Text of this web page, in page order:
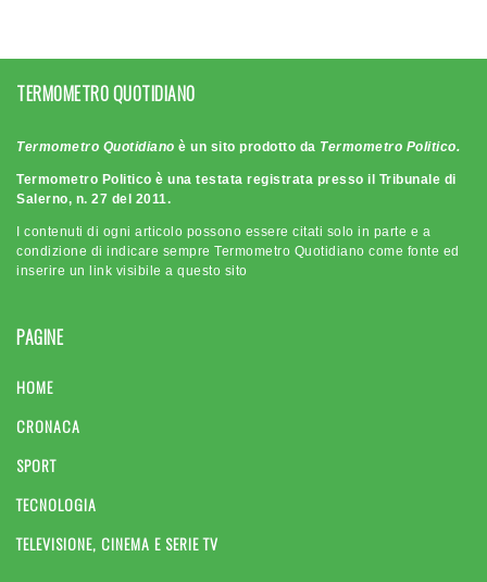
TERMOMETRO QUOTIDIANO
Termometro Quotidiano è un sito prodotto da Termometro Politico.
Termometro Politico è una testata registrata presso il Tribunale di
Salerno, n. 27 del 2011.
I contenuti di ogni articolo possono essere citati solo in parte e a
condizione di indicare sempre Termometro Quotidiano come fonte ed
inserire un link visibile a questo sito
PAGINE
HOME
CRONACA
SPORT
TECNOLOGIA
TELEVISIONE, CINEMA E SERIE TV